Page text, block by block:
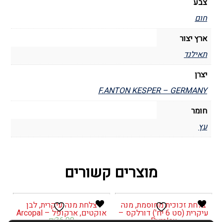
צבע
חום
ארץ יצור
תאילנד
יצרן
F.ANTON KESPER – GERMANY
חומר
עץ
מוצרים קשורים
צלחת זכוכית מחוסמת, מנה
עיקרית (סט 6 יח') דורלקס –
צלחת מנה עיקרית, לבן
אוקטים, ארקופל – Arcopal